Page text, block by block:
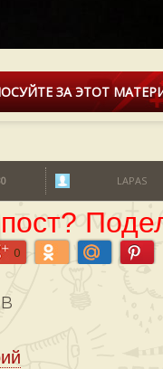
ЗА ЭТОТ
LAPAS
0